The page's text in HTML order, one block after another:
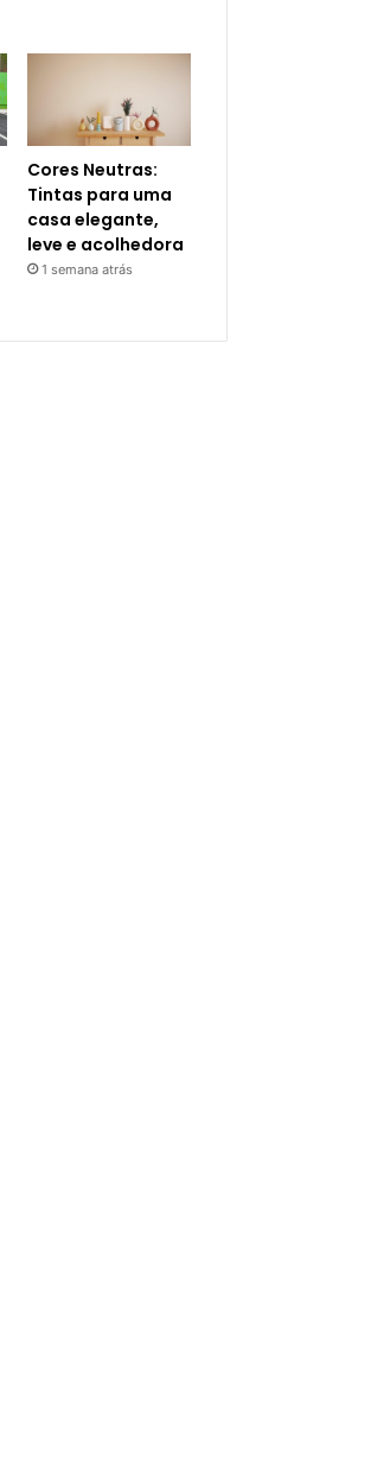
Cores Neutras:
Tintas para uma
casa elegante,
leve e acolhedora
1 semana atrás